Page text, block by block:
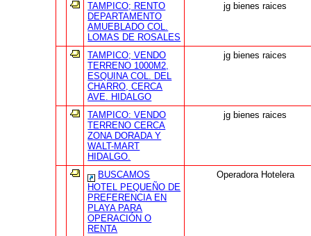
TAMPICO; RENTO
DEPARTAMENTO
AMUEBLADO COL.
LOMAS DE ROSALES
jg bienes raices
TAMPICO; VENDO
TERRENO 1000M2,
ESQUINA COL. DEL
CHARRO, CERCA
AVE. HIDALGO
jg bienes raices
TAMPICO: VENDO
TERRENO CERCA
ZONA DORADA Y
WALT-MART
HIDALGO.
jg bienes raices
BUSCAMOS
HOTEL PEQUEÑO DE
PREFERENCIA EN
PLAYA PARA
OPERACIÓN O
RENTA
Operadora Hotelera